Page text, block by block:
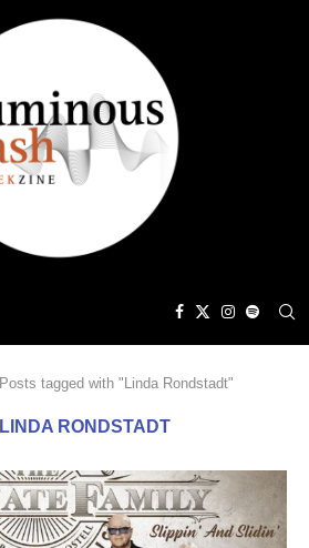
Posts tagged with "Linda Rondstadt"
LINDA RONDSTADT